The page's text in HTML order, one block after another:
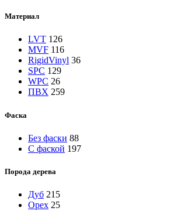
Материал
LVT 126
MVF 116
RigidVinyl 36
SPC 129
WPC 26
ПВХ 259
Фаска
Без фаски 88
С фаской 197
Порода дерева
Дуб 215
Орех 25